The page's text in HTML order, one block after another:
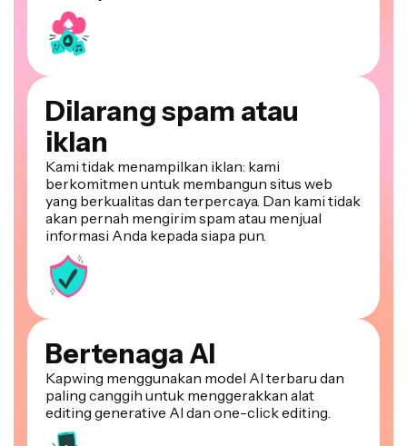
Dilarang spam atau
iklan
Kami tidak menampilkan iklan: kami
berkomitmen untuk membangun situs web
yang berkualitas dan terpercaya. Dan kami tidak
akan pernah mengirim spam atau menjual
informasi Anda kepada siapa pun.
Bertenaga AI
Kapwing menggunakan model AI terbaru dan
paling canggih untuk menggerakkan alat
editing generative AI dan one-click editing.